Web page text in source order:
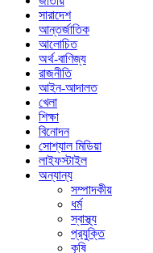
সারাদেশ
আন্তর্জাতিক
আলোচিত
অর্থ-বাণিজ্য
রাজনীতি
আইন-আদালত
খেলা
শিক্ষা
বিনোদন
সোশ্যাল মিডিয়া
লাইফস্টাইল
অন্যান্য
সম্পাদকীয়
ধর্ম
স্বাস্থ্য
প্রযুক্তি
কৃষি